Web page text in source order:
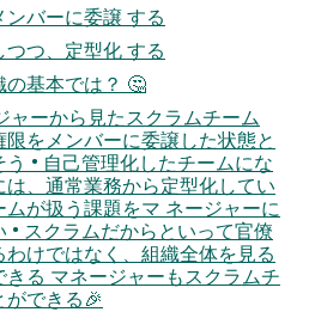
バーに委譲 する
つ、定型化 する
の基本では？ 🤔
ャーから見たスクラムチーム
をメンバーに委譲した状態と
• 自己管理化したチームにな
は、通常業務から定型化してい
が扱う課題をマ ネージャーに
• スクラムだからといって官僚
けではなく、組織全体を見る
る マネージャーもスクラムチ
できる🎉